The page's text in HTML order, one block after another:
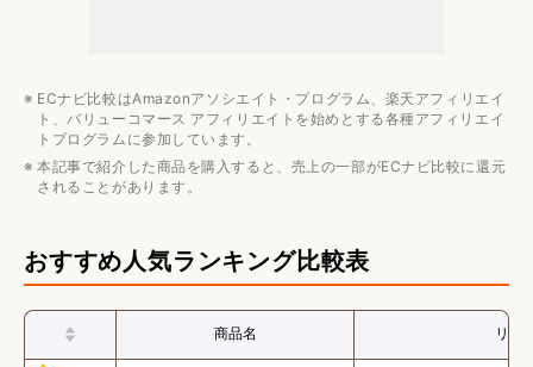
カールアイロン
【用途・ブランド別】ヘアアイロン
ECナビ比較はAmazonアソシエイト・プログラム、楽天アフィリエイ
ト、バリューコマース アフィリエイトを始めとする各種アフィリエイ
トプログラムに参加しています。
本記事で紹介した商品を購入すると、売上の一部がECナビ比較に還元
されることがあります。
おすすめ人気ランキング比較表
商品名 リン